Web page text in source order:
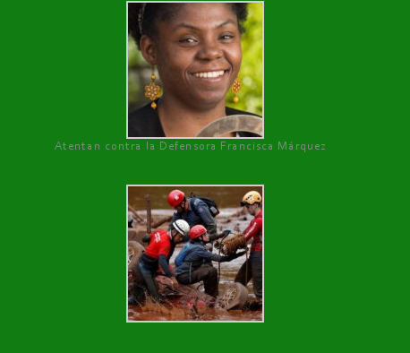
Atentan contra la Defensora Francisca Márquez